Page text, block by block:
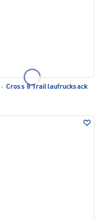
· Cross 8 Traillaufrucksack